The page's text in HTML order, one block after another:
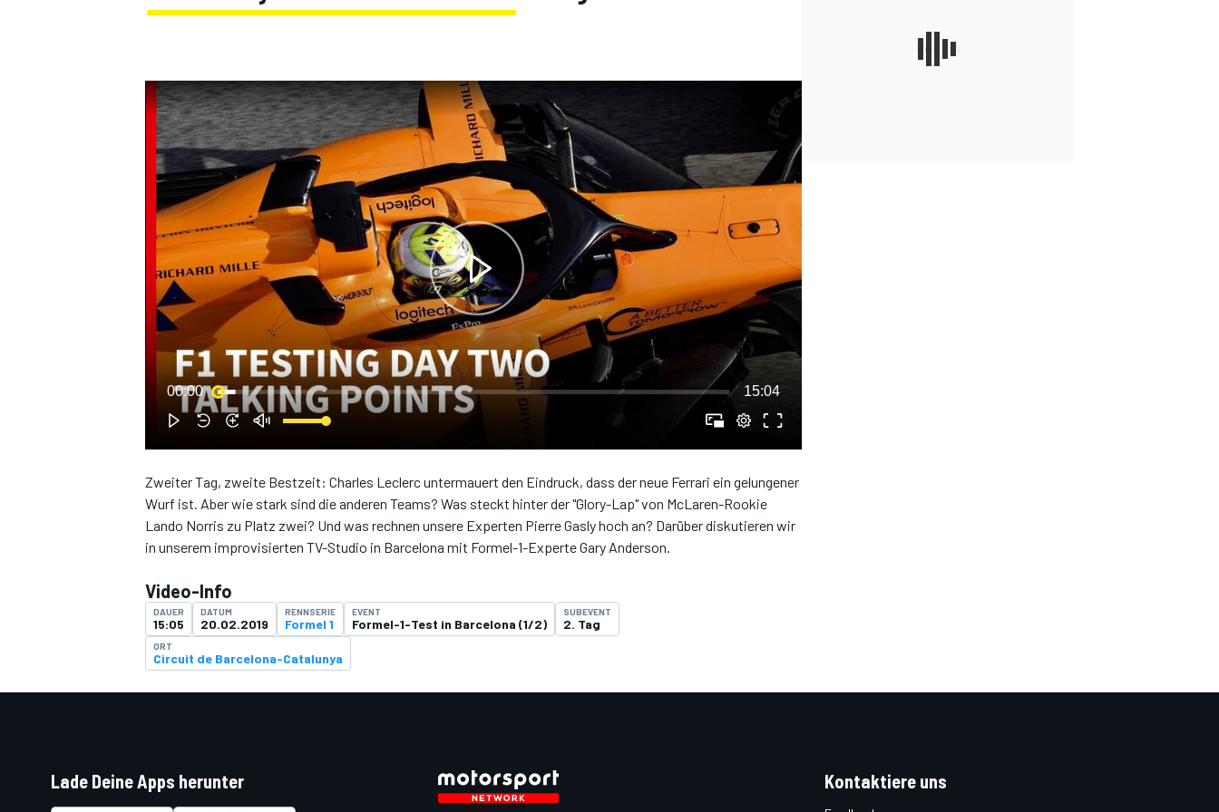
MOTOGP
DTM
00:00 15:04
Zweiter Tag, zweite Bestzeit: Charles Leclerc untermauert den Eindruck, dass der neue Ferrari ein gelungener
Wurf ist. Aber wie stark sind die anderen Teams? Was steckt hinter der "Glory-Lap" von McLaren-Rookie
Lando Norris zu Platz zwei? Und was rechnen unsere Experten Pierre Gasly hoch an? Darüber diskutieren wir
in unserem improvisierten TV-Studio in Barcelona mit Formel-1-Experte Gary Anderson.
Video-Info
DAUER
15:05
DATUM
20.02.2019
RENNSERIE
Formel 1
EVENT
Formel-1-Test in Barcelona (1/2)
SUBEVENT
2. Tag
ORT
Circuit de Barcelona-Catalunya
Lade Deine Apps herunter Kontaktiere uns